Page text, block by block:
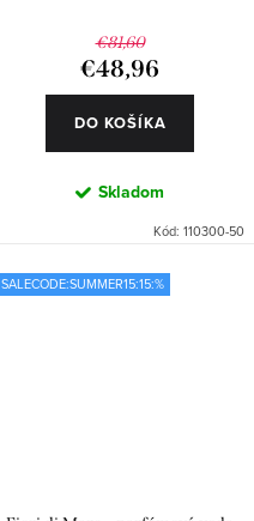
€81,60
€48,96
DO KOŠÍKA
Skladom
Kód: 110300-50
SALECODE:SUMMER15:15:%